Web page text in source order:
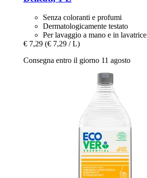
Senza coloranti e profumi
Dermatologicamente testato
Per lavaggio a mano e in lavatrice
€ 7,29 (€ 7,29 / L)
Consegna entro il giorno 11 agosto